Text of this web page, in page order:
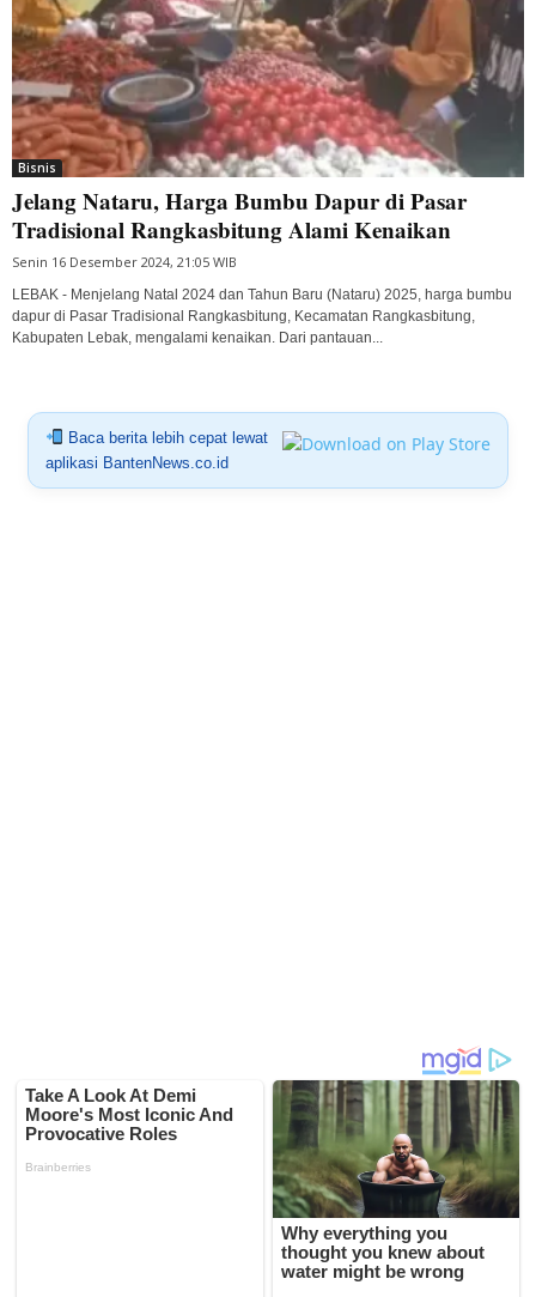
Bisnis
Jelang Nataru, Harga Bumbu Dapur di Pasar
Tradisional Rangkasbitung Alami Kenaikan
Senin 16 Desember 2024, 21:05 WIB
LEBAK - Menjelang Natal 2024 dan Tahun Baru (Nataru) 2025, harga bumbu
dapur di Pasar Tradisional Rangkasbitung, Kecamatan Rangkasbitung,
Kabupaten Lebak, mengalami kenaikan. Dari pantauan...
Baca berita lebih cepat lewat
aplikasi BantenNews.co.id